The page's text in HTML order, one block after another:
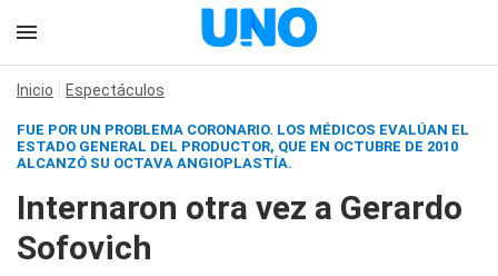
Inicio Espectáculos
FUE POR UN PROBLEMA CORONARIO. LOS MÉDICOS EVALÚAN EL
ESTADO GENERAL DEL PRODUCTOR, QUE EN OCTUBRE DE 2010
ALCANZÓ SU OCTAVA ANGIOPLASTÍA.
Internaron otra vez a Gerardo
Sofovich